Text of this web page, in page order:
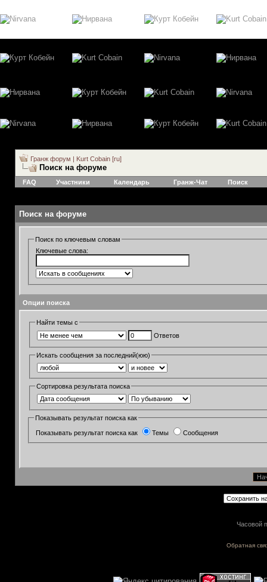
Гранж форум | Kurt Cobain [ru]
Поиск на форуме
FAQ Участники Календарь Гранж-Чат Поиск
Поиск на форуме
Поиск по ключевым словам
Ключевые слова:
Опции поиска
Найти темы с
Ответов
Искать сообщения за последний(юю)
Сортировка результата поиска
Показывать результат поиска как
Показывать результат поиска как Темы Сообщения
Часовой
Обратная